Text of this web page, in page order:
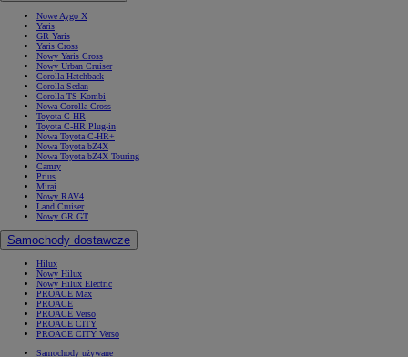
Nowe Aygo X
Yaris
GR Yaris
Yaris Cross
Nowy Yaris Cross
Nowy Urban Cruiser
Corolla Hatchback
Corolla Sedan
Corolla TS Kombi
Nowa Corolla Cross
Toyota C-HR
Toyota C-HR Plug-in
Nowa Toyota C-HR+
Nowa Toyota bZ4X
Nowa Toyota bZ4X Touring
Camry
Prius
Mirai
Nowy RAV4
Land Cruiser
Nowy GR GT
Samochody dostawcze
Hilux
Nowy Hilux
Nowy Hilux Electric
PROACE Max
PROACE
PROACE Verso
PROACE CITY
PROACE CITY Verso
Samochody używane